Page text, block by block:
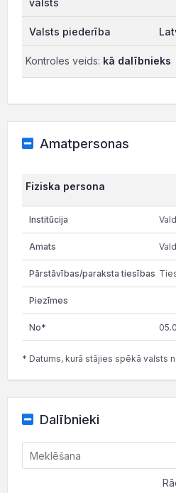
Kontroles veids: kā dalībnieks
Amatpersonas
Fiziska persona
* Datums, kurā stājies spēkā valsts
Dalībnieki